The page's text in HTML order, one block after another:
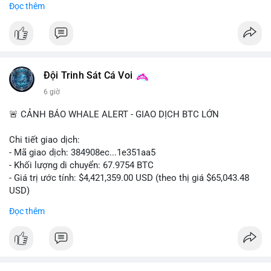
#556btc #36trusd
📰 Nguồn: Cointelegraph
Đọc thêm
Đội Trinh Sát Cá Voi
6 giờ
🚨 CẢNH BÁO WHALE ALERT - GIAO DỊCH BTC LỚN
Chi tiết giao dịch:
- Mã giao dịch: 384908ec...1e351aa5
- Khối lượng di chuyển: 67.9754 BTC
- Giá trị ước tính: $4,421,359.00 USD (theo thị giá $65,043.48
USD)
Khối lượng 67.97 BTC trị giá hơn 4.4 triệu USD được di chuyển
Đọc thêm